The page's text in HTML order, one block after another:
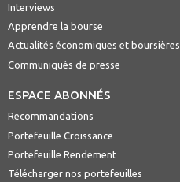
Interviews
Apprendre la bourse
Actualités économiques et boursières
Communiqués de presse
ESPACE ABONNÉS
Recommandations
Portefeuille Croissance
Portefeuille Rendement
Télécharger nos portefeuilles